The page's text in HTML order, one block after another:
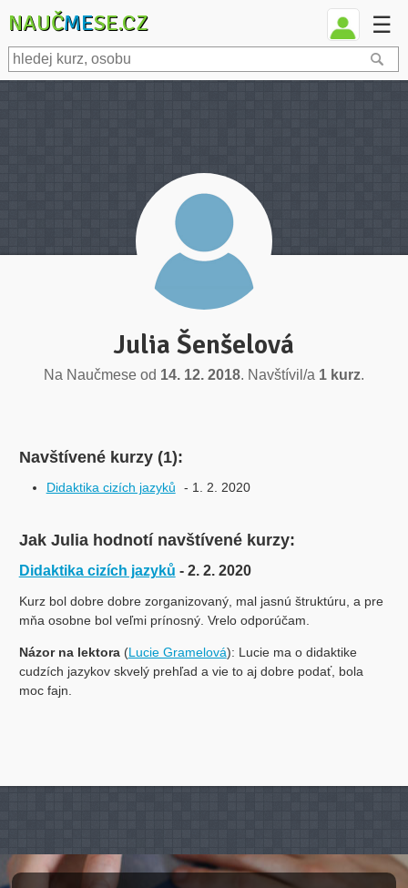
NAUČMESE.CZ ☰
Julia Šenšelová
Na Naučmese od 14. 12. 2018. Navštívil/a 1 kurz.
Navštívené kurzy (1):
Didaktika cizích jazyků - 1. 2. 2020
Jak Julia hodnotí navštívené kurzy:
Didaktika cizích jazyků - 2. 2. 2020
Kurz bol dobre dobre zorganizovaný, mal jasnú štruktúru, a pre
mňa osobne bol veľmi prínosný. Vrelo odporúčam.
Názor na lektora(Lucie Gramelová): Lucie ma o didaktike
cudzích jazykov skvelý prehľad a vie to aj dobre podať, bola
moc fajn.